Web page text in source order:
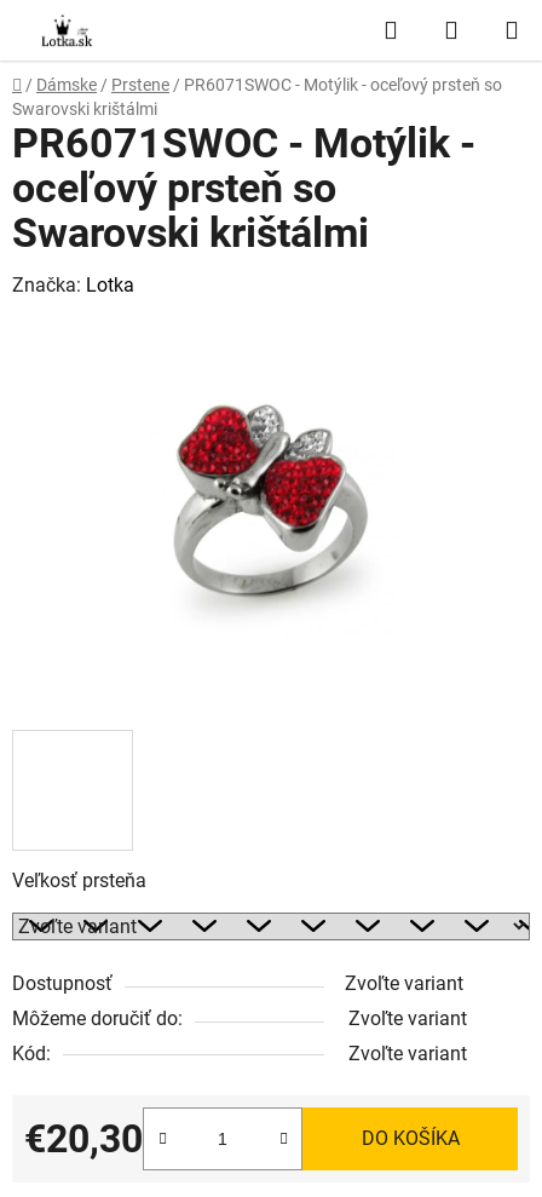
obsah
Hľadať
KOŠÍK
Domov
/ Dámske / Prstene / PR6071SWOC - Motýlik - oceľový prsteň so
Swarovski krištálmi
Veľkosť prsteňa
Dostupnosť
Zvoľte variant
Môžeme doručiť do:
Zvoľte variant
Kód:
Zvoľte variant
€20,30
Jednotková cena:
DO KOŠÍKA
PR6071SWOC - Motýlik -
oceľový prsteň so
Swarovski krištálmi
Značka: Lotka